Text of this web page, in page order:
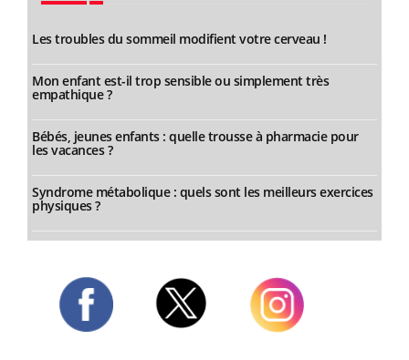
Les troubles du sommeil modifient votre cerveau !
Mon enfant est-il trop sensible ou simplement très
empathique ?
Bébés, jeunes enfants : quelle trousse à pharmacie pour
les vacances ?
Syndrome métabolique : quels sont les meilleurs exercices
physiques ?